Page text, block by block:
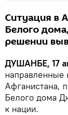
Ситуация в
Белого
решении
ДУШАНБЕ, 17
направленные
Афганистана,
Белого дома
к нации.